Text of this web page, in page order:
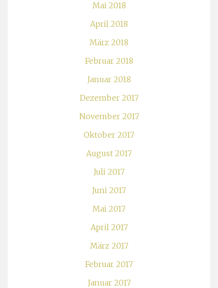
Mai 2018
April 2018
März 2018
Februar 2018
Januar 2018
Dezember 2017
November 2017
Oktober 2017
August 2017
Juli 2017
Juni 2017
Mai 2017
April 2017
März 2017
Februar 2017
Januar 2017